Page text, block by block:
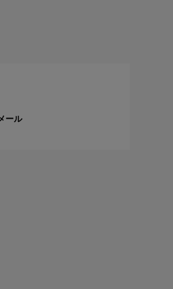
ール